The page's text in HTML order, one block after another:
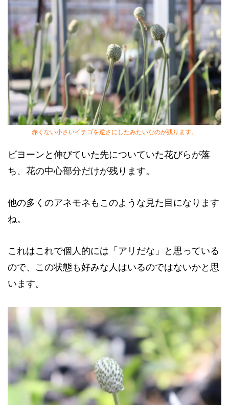
赤くない小さいイチゴを逆さにしたみたいなのが残ります。
ビヨーンと伸びていた先についていた花びらが落
ち、花の中心部分だけが残ります。
他の多くのアネモネもこのような見た目になります
ね。
これはこれで個人的には「アリだな」と思っている
ので、この状態も好みな人はいるのではないかと思
います。